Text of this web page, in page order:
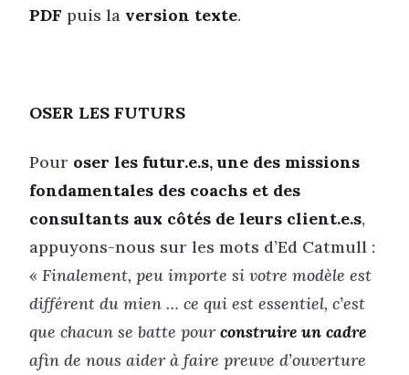
PDF puis la version texte.
OSER LES FUTURS
Pour oser les futur.e.s, une des missions
fondamentales des coachs et des
consultants aux côtés de leurs client.e.s,
appuyons-nous sur les mots d’Ed Catmull :
« Finalement, peu importe si votre modèle est
différent du mien … ce qui est essentiel, c’est
que chacun se batte pourconstruire un cadre
afin de nous aider à faire preuve d’ouverture